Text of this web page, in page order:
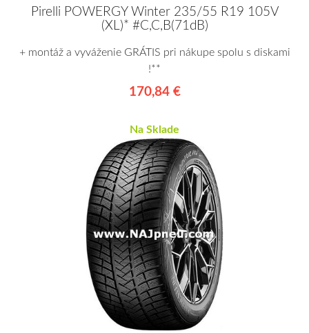
Pirelli POWERGY Winter 235/55 R19 105V
(XL)* #C,C,B(71dB)
+ montáž a vyváženie GRÁTIS pri nákupe spolu s diskami
!**
170,84 €
Na Sklade